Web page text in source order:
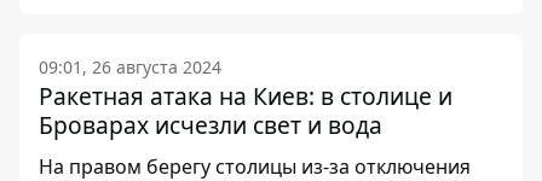
09:01, 26 августа 2024
Ракетная атака на Киев: в столице и
Броварах исчезли свет и вода
На правом берегу столицы из-за отключения